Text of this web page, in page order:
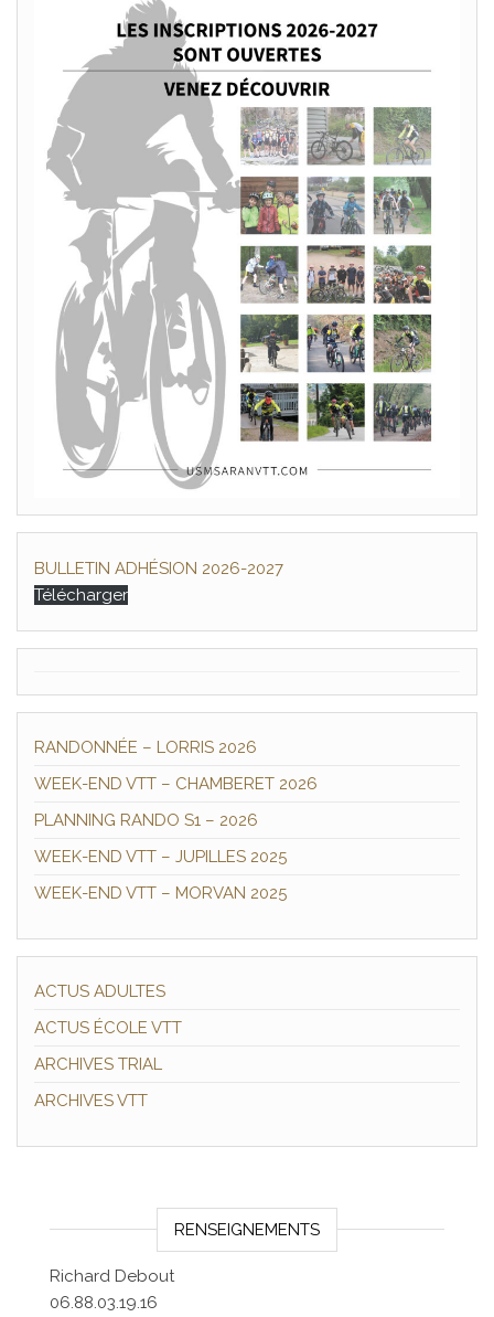
BULLETIN ADHÉSION 2026-2027
Télécharger
RANDONNÉE – LORRIS 2026
WEEK-END VTT – CHAMBERET 2026
PLANNING RANDO S1 – 2026
WEEK-END VTT – JUPILLES 2025
WEEK-END VTT – MORVAN 2025
ACTUS ADULTES
ACTUS ÉCOLE VTT
ARCHIVES TRIAL
ARCHIVES VTT
RENSEIGNEMENTS
Richard Debout
06.88.03.19.16